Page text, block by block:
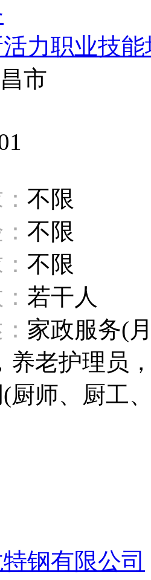
力职业技
市
不限
不限
不限
若干人
家政服务(
养老护理员
厨师、厨工
钢有限公司